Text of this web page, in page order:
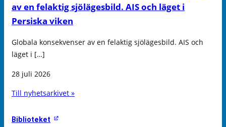
av en felaktig sjölägesbild. AIS och läget i
Persiska viken
Globala konsekvenser av en felaktig sjölägesbild. AIS och
läget i […]
28 juli 2026
Till nyhetsarkivet »
Biblioteket